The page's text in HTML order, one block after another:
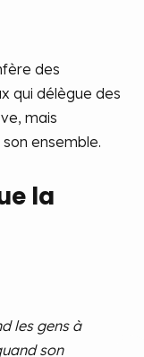
des
qui délègue des
mais
ensemble.
la
les gens à
son